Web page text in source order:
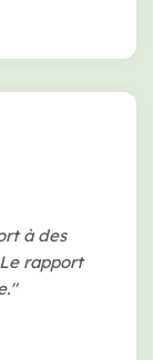
à des
rapport